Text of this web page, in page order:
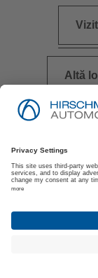
Altă
Politica de